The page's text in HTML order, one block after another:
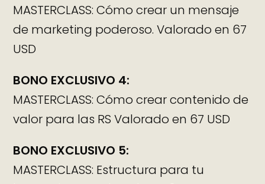
MASTERCLASS: Cómo crear un mensaje
de marketing poderoso. Valorado en 67
USD
BONO EXCLUSIVO 4:
MASTERCLASS: Cómo crear contenido de
valor para las RS Valorado en 67 USD
BONO EXCLUSIVO 5:
MASTERCLASS: Estructura para tu